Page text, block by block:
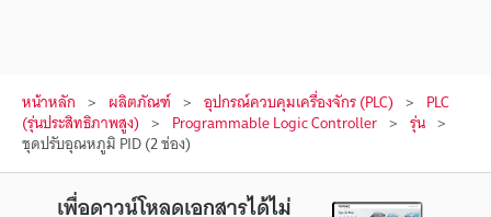
หน้าหลัก ผลิตภัณฑ์ อุปกรณ์ควบคุมเครื่องจักร (PLC) PLC
(รุ่นประสิทธิภาพสูง) Programmable Logic Controller รุ่น
ชุดปรับอุณหภูมิ PID (2 ช่อง)
เพื่อดาวน์โหลดเอกสารได้ไม่